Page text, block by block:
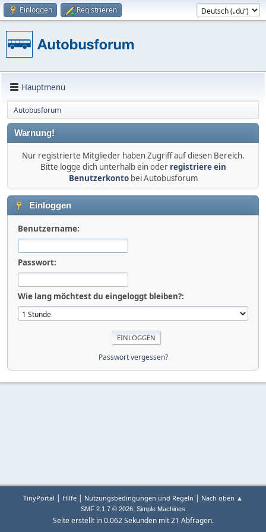
Einloggen Registrieren
Hauptmenü
Autobusforum
Warnung!
Nur registrierte Mitglieder haben Zugriff auf diesen Bereich.
Bitte logge dich unterhalb ein oder registriere ein
Benutzerkontobei Autobusforum
Einloggen
Benutzername:
Passwort:
Wie lang möchtest du eingeloggt bleiben?:
Passwort vergessen?
TinyPortal | Hilfe | Nutzungsbedingungen und Regeln | Nach oben ▲
SMF 2.1.7 © 2026, Simple Machines
Seite erstellt in 0.062 Sekunden mit 21 Abfragen.